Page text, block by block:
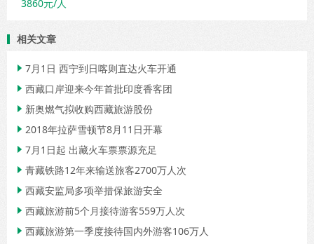
3860元/人
相关文章
 7月1日 西宁到日喀则直达火车开通
 西藏口岸迎来今年首批印度香客团
 新奥燃气拟收购西藏旅游股份
 2018年拉萨雪顿节8月11日开幕
 7月1日起 出藏火车票票源充足
 青藏铁路12年来输送旅客2700万人次
 西藏安监局多项举措保旅游安全
 西藏旅游前5个月接待游客559万人次
 西藏旅游第一季度接待国内外游客106万人